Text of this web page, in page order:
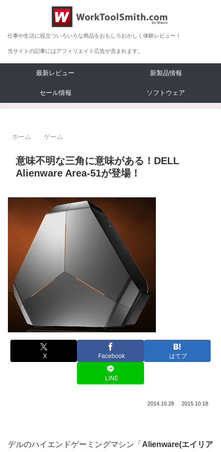
仕事や生活に役立ついろいろな商品をおもしろおかしく体験レビュー！
当サイトの記事にはアフィリエイト広告が含まれます。
最新レビュー 新製品情報
セール情報 ソフトウェア
ホーム ゲーム
意味不明な三角に意味がある！DELL
Alienware Area-51が登場！
X Facebook はてブ
LINE
2014.10.28 2015.10.18
デルのハイエンドゲーミングマシン「 Alienware(エイリア